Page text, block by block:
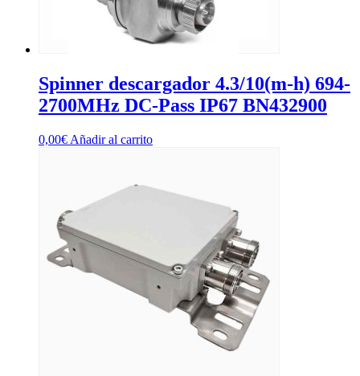
Spinner descargador 4.3/10(m-h) 694-
2700MHz DC-Pass IP67 BN432900
0,00€ Añadir al carrito